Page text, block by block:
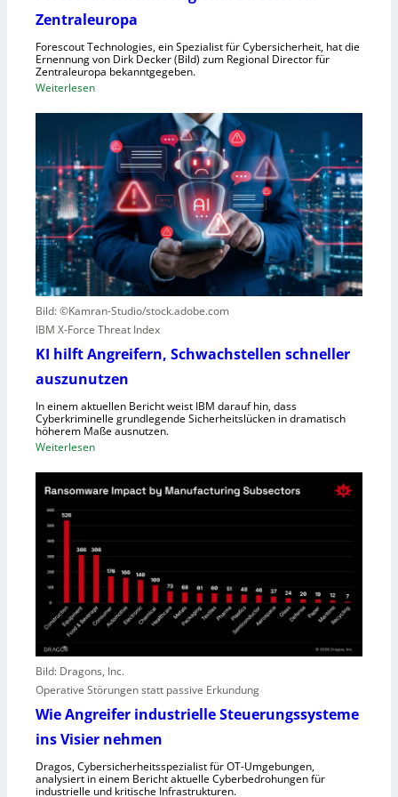
o
w
ü
r
e
g
e
n
S
c
h
l
e
h
l
e
i
s
Zentraleuropa
Forescout Technologies, ein Spezialist für Cybersicherheit, hat die
Ernennung von Dirk Decker (Bild) zum Regional Director für
Zentraleuropa bekanntgegeben.
Weiterlesen:
r
e
s
c
o
u
t
e
n
e
n
t
R
e
n
D
e
c
r
ü
r
e
Bild: ©Kamran-Studio/stock.adobe.com
IBM X-Force Threat Index
KI hilft Angreifern, Schwachstellen schneller
auszunutzen
In einem aktuellen Bericht weist IBM darauf hin, dass
Cyberkriminelle grundlegende Sicherheitslücken in dramatisch
höherem Maße ausnutzen.
Weiterlesen:
f
n
e
i
r
n
,
Bild: Dragons, Inc.
Operative Störungen statt passive Erkundung
Wie Angreifer industrielle Steuerungssysteme
ins Visier nehmen
Dragos, Cybersicherheitsspezialist für OT-Umgebungen,
analysiert in einem Bericht aktuelle Cyberbedrohungen für
industrielle und kritische Infrastrukturen.